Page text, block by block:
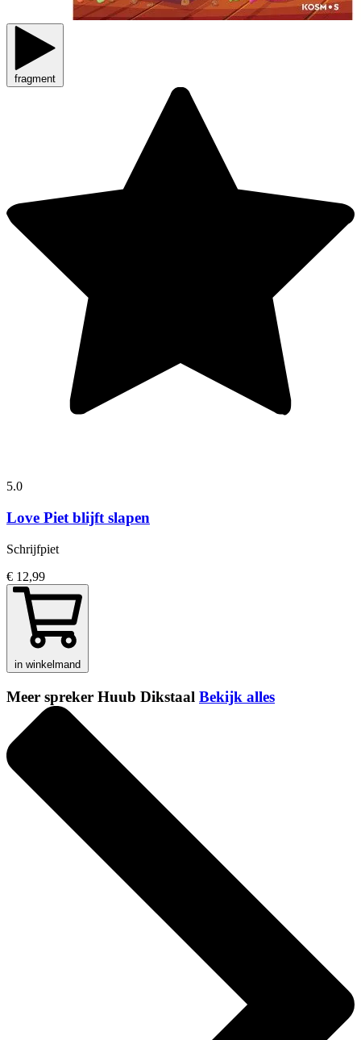
fragment
5.0
Love Piet blijft slapen
Schrijfpiet
€ 12,99
in winkelmand
Meer spreker Huub Dikstaal Bekijk alles